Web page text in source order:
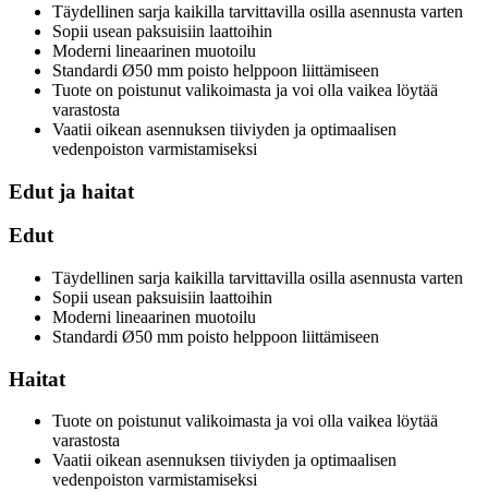
Täydellinen sarja kaikilla tarvittavilla osilla asennusta varten
Sopii usean paksuisiin laattoihin
Moderni lineaarinen muotoilu
Standardi Ø50 mm poisto helppoon liittämiseen
Tuote on poistunut valikoimasta ja voi olla vaikea löytää
varastosta
Vaatii oikean asennuksen tiiviyden ja optimaalisen
vedenpoiston varmistamiseksi
Edut ja haitat
Edut
Täydellinen sarja kaikilla tarvittavilla osilla asennusta varten
Sopii usean paksuisiin laattoihin
Moderni lineaarinen muotoilu
Standardi Ø50 mm poisto helppoon liittämiseen
Haitat
Tuote on poistunut valikoimasta ja voi olla vaikea löytää
varastosta
Vaatii oikean asennuksen tiiviyden ja optimaalisen
vedenpoiston varmistamiseksi